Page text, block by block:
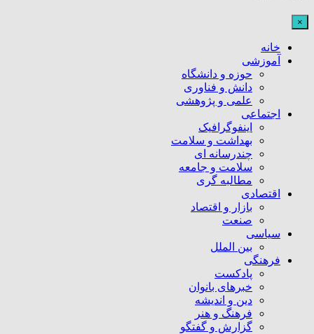
×
خانه
آموزشی
حوزه و دانشگاه
دانش و فناوری
علمی و پژوهشی
اجتماعی
اینفوگرافیک
بهداشت و سلامت
چندرسانه ای
سلامت و جامعه
مطالبه گری
اقتصادی
بازار و اقتصاد
صنعت
سیاسی
بین الملل
فرهنگی
پادکست
خبرهای بانوان
دین و اندیشه
فرهنگ و هنر
گزارش و گفتگو